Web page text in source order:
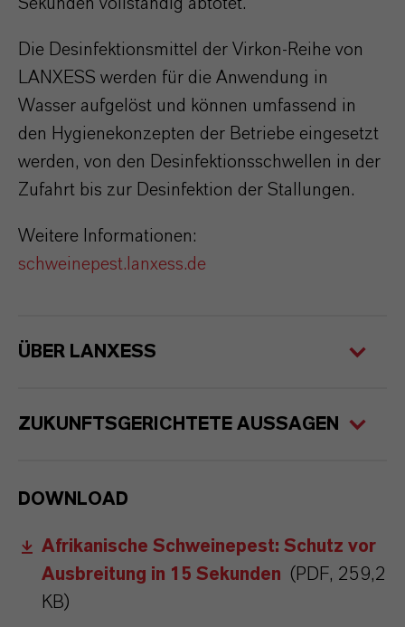
Sekunden vollständig abtötet.
Die Desinfektionsmittel der Virkon-Reihe von
LANXESS werden für die Anwendung in
Wasser aufgelöst und können umfassend in
den Hygienekonzepten der Betriebe eingesetzt
werden, von den Desinfektionsschwellen in der
Zufahrt bis zur Desinfektion der Stallungen.
Weitere Informationen:
schweinepest.lanxess.de
ÜBER LANXESS
ZUKUNFTSGERICHTETE AUSSAGEN
DOWNLOAD
Afrikanische Schweinepest: Schutz vor
Ausbreitung in 15 Sekunden (PDF, 259,2
KB)